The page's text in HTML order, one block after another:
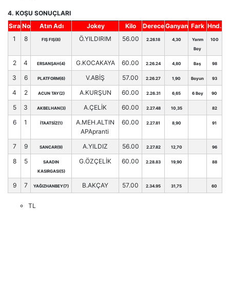
4. KOŞU SONUÇLARI
Sıra No Atın Adı Jokey Kilo DereceGanyan Fark Hnd.
1
8 FIŞ FIŞ(8) Ö.YILDIRIM 56.00 2.26.18 4,30
Yarım
Boy
100
2 4 ERSANŞAH(4) G.KOCAKAYA 60.00 2.26.24 4,80 Baş 98
3 6 PLATFORM(6) V.ABİŞ 57.00 2.26.27 1,90 Boyun 93
4 2 ACUN TAY(2) A.KURŞUN 60.00 2.26.31 6,65 6 Boy 90
5 3 AKBELHAN(3) A.ÇELİK 60.00 2.27.48 10,35 82
6 1 İTAATSİZ(1)
A.MEH.ALTIN
APApranti
60.00 2.27.81 8,90 91
7 9 SANCAR(9) A.YILDIZ 56.00 2.27.82 12,70 96
8 5
SAADIN
KASIRGASI(5)
G.ÖZÇELİK 60.00 2.28.83 19,90 88
9 7 YAĞIZHANBEY(7) B.AKÇAY 57.00 2.34.95 31,75 60
TL